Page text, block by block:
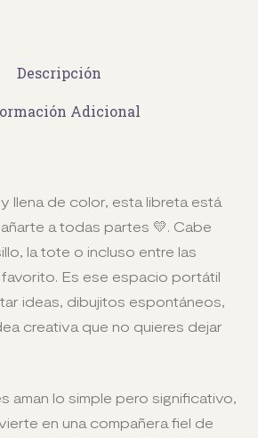
Descripción
Adicional
llena de color, esta libreta está
a todas partes 💛. Cabe
la tote o incluso entre las
Es ese espacio portátil
ideas, dibujitos espontáneos,
creativa que no quieres dejar
aman lo simple pero significativo,
en una compañera fiel de